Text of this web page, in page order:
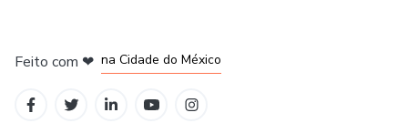
Feito com ❤ na Cidade do México